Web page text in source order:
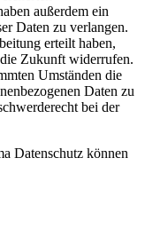
außerdem ein
Daten zu verlangen.
erteilt haben,
Zukunft widerrufen.
Umständen die
Daten zu
bei der
Datenschutz können